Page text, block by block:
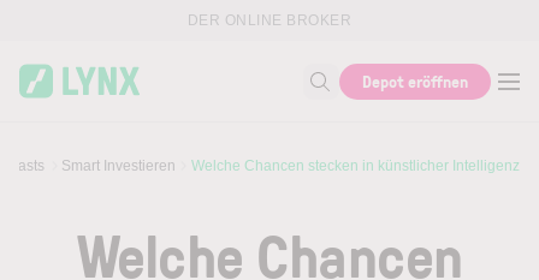
DER ONLINE BROKER
Suche nach Thema, ISIN...
Depot eröffnen
Smart Investieren Welche Chancen stecken in künstlicher Intelligenz
Welche Chancen